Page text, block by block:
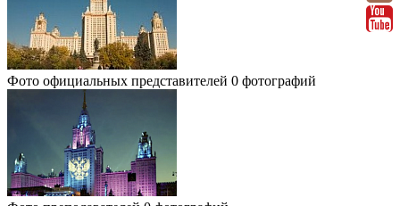
Фото официальных представителей 0 фотографий